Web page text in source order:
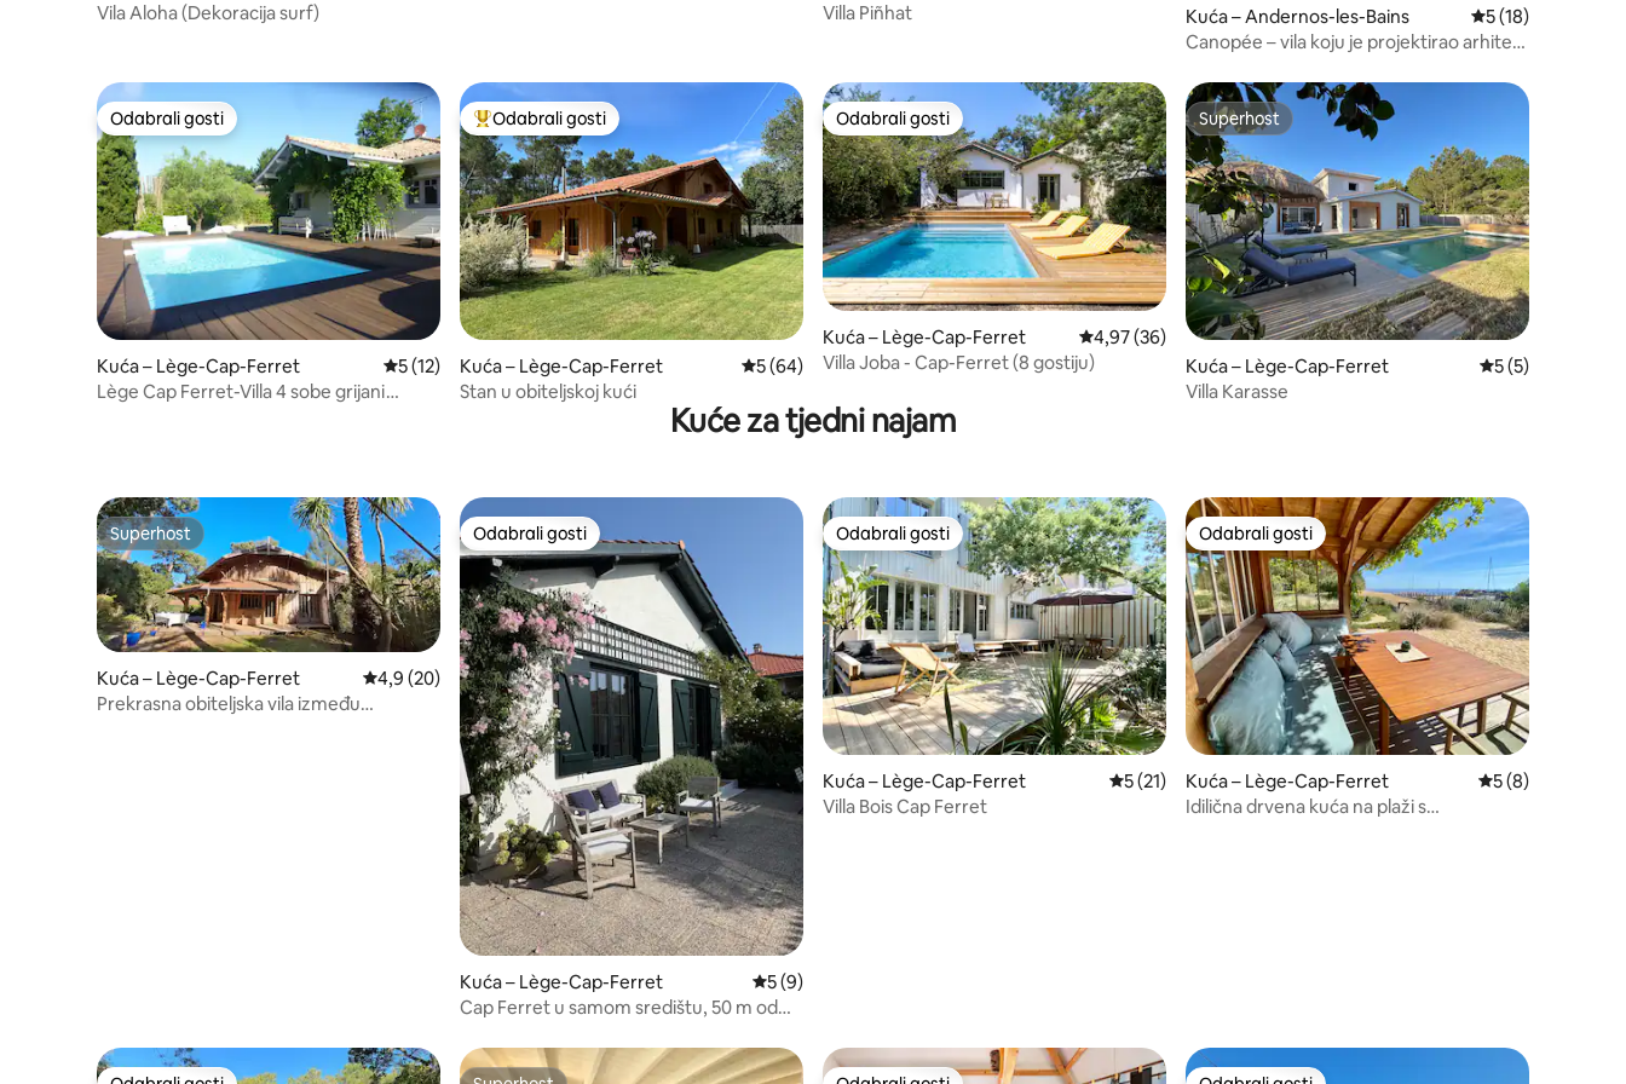
Vila Aloha (Dekoracija surf)
Villa Piñhat
Kuća – Andernos-les-Bains Prosječna ocjena:
5 (18)
Canopée – vila koju je projektirao arhitekt
Odabrali gosti
Odabrali gosti
Kuća – Lège-Cap-Ferret Prosječna ocjena: 5/5, recenzija: 12
5 (12)
Lège Cap Ferret-Villa 4 sobe grijani
Među najviše rangiranima s oznakom „Odabrali gosti”
Odabrali gosti
Kuća – Lège-Cap-Ferret Prosječna ocjena: 5/5, recenzija: 64
5 (64)
Stan u obiteljskoj kući
Odabrali gosti
Odabrali gosti
Kuća – Lège-Cap-Ferret Prosječna ocjena: 4,97/5, recenzija: 36
4,97 (36)
Villa Joba - Cap-Ferret (8 gostiju)
Superhost
Superhost
Kuća – Lège-Cap-Ferret Prosječna
5 (5)
Villa Karasse
Kuće za tjedni najam
Superhost
Superhost
Kuća – Lège-Cap-Ferret Prosječna ocjena: 4,9/5, recenzija: 20
4,9 (20)
Prekrasna obiteljska vila između
Odabrali gosti
Odabrali gosti
Kuća – Lège-Cap-Ferret Prosječna ocjena: 5/5, recenzija: 9
5 (9)
Cap Ferret u samom središtu, 50 m od
Odabrali gosti
Odabrali gosti
Kuća – Lège-Cap-Ferret Prosječna ocjena: 5/5, recenzija: 21
5 (21)
Villa Bois Cap Ferret
Odabrali gosti
Odabrali gosti
Kuća – Lège-Cap-Ferret Prosječna
5 (8)
Idilična drvena kuća na plaži s